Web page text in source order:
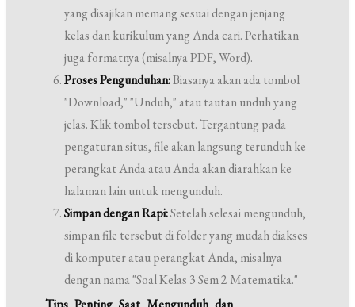
yang disajikan memang sesuai dengan jenjang
kelas dan kurikulum yang Anda cari. Perhatikan
juga formatnya (misalnya PDF, Word).
Proses Pengunduhan:Biasanya akan ada tombol
"Download," "Unduh," atau tautan unduh yang
jelas. Klik tombol tersebut. Tergantung pada
pengaturan situs, file akan langsung terunduh ke
perangkat Anda atau Anda akan diarahkan ke
halaman lain untuk mengunduh.
Simpan dengan Rapi:Setelah selesai mengunduh,
simpan file tersebut di folder yang mudah diakses
di komputer atau perangkat Anda, misalnya
dengan nama "Soal Kelas 3 Sem 2 Matematika."